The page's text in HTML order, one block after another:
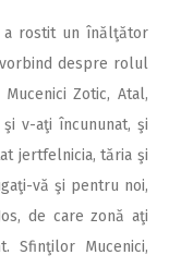
a rostit un înălţător
despre rolul
Zotic, Atal,
v-aţi încununat, şi
jertfelnicia, tăria şi
vă şi pentru noi,
de care zonă aţi
Sfinţilor Mucenici,